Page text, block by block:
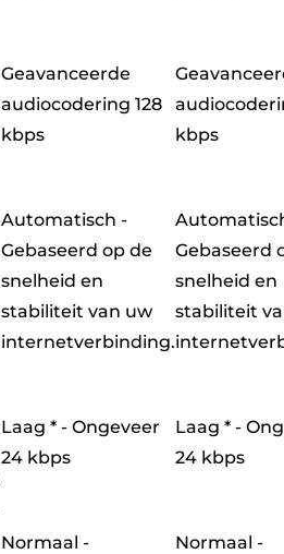
Geavanceerde
audiocodering 128
kbps
kbps
Automatisch -
Gebaseerd op de
snelheid en
stabiliteit van uw
internetverbinding.
Gebaseerd
snelheid en
stabiliteit
Laag * - Ongeveer
24 kbps
Laag * -
24 kbps
Normaal -
Normaal -